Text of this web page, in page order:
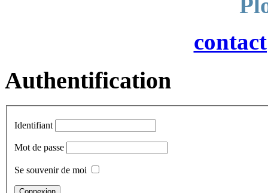
Authentification
Identifiant
Mot de passe
Se souvenir de moi